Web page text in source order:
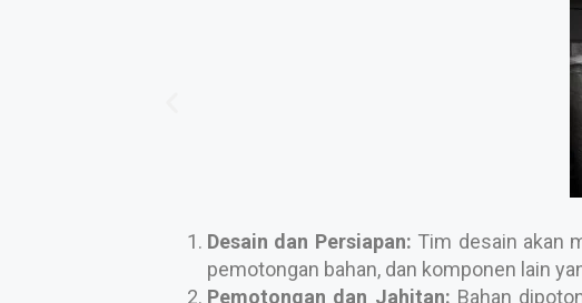
Desain dan Persiapan: Tim desain akan
pemotongan bahan, dan komponen lain
Pemotongan dan Jahitan: Bahan